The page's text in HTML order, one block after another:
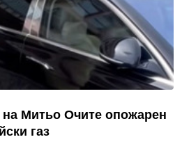
Митьо Очите опожарен
газ